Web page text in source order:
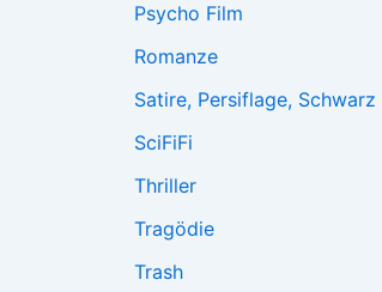
Psycho Film
Romanze
Satire, Persiflage, Schwarz
SciFiFi
Thriller
Tragödie
Trash